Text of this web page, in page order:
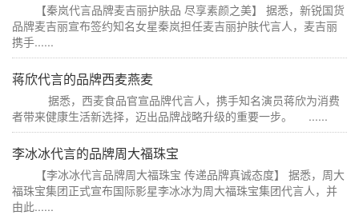
【秦岚代言品牌麦吉丽护肤品 尽享素颜之美】 据悉，新锐国货
品牌麦吉丽宣布签约知名女星秦岚担任麦吉丽护肤代言人，麦吉丽
携手......
蒋欣代言的品牌西麦燕麦
据悉，西麦食品官宣品牌代言人，携手知名演员蒋欣为消费
者带来健康生活新选择，迈出品牌战略升级的重要一步。 ......
李冰冰代言的品牌周大福珠宝
【李冰冰代言品牌周大福珠宝 传递品牌真诚态度】 据悉，周大
福珠宝集团正式宣布国际影星李冰冰为周大福珠宝集团代言人，并
由此......